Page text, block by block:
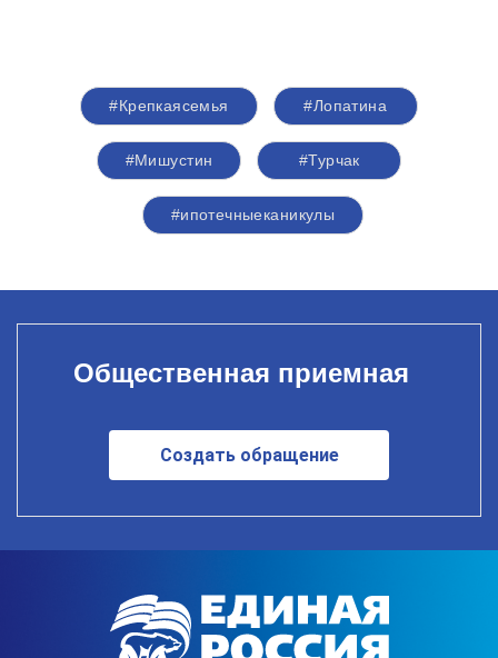
#Крепкаясемья #Лопатина
#Мишустин #Турчак
#ипотечныеканикулы
Общественная приемная
Создать обращение